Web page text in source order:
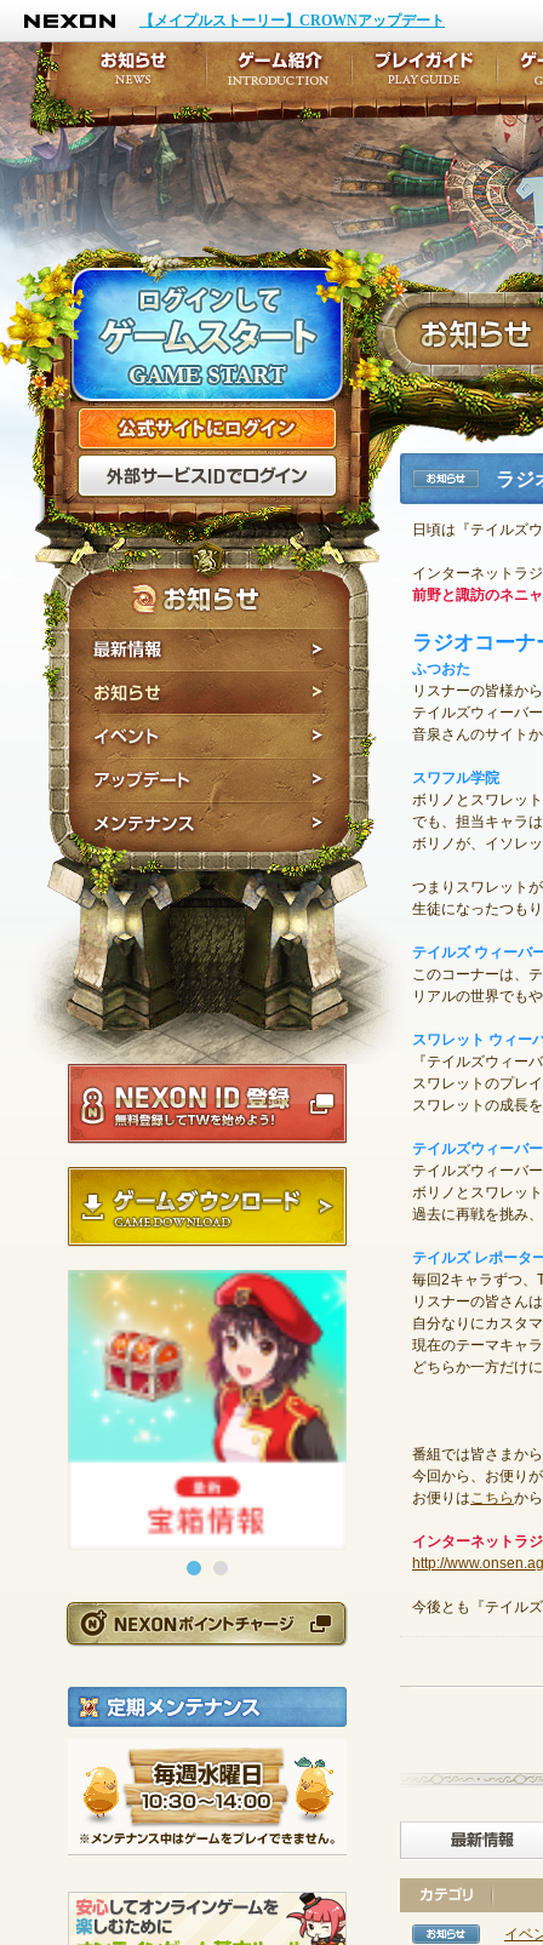
NEXON
【メイプルストーリー】CROWNアップデート
公式サイトにログイン
外部サービスIDでログ
最新情報
お知らせ
イベント
アップデート
メンテナンス
NEXON ID登録
ゲームダウンロード
NEXONポイントチ
※メンテナンス中は
お知らせ
ラジ
日頃は『テイルズ
インターネットラ
前野と諏訪のネニ
ラジオコーナ
ふつおた
リスナーの皆様か
テイルズウィーバ
音泉さんのサイト
スワフル学院
ボリノとスワレッ
でも、担当キャラ
ボリノが、イソレ
つまりスワレット
生徒になったつも
テイルズ ウィーバ
このコーナーは、
リアルの世界でも
スワレット ウィー
『テイルズウィー
スワレットのプレ
スワレットの成長
テイルズウィーバ
テイルズウィーバ
ボリノとスワレッ
過去に再戦を挑み
テイルズ レポータ
毎回2キャラずつ、
リスナーの皆さん
自分なりにカスタ
現在のテーマキャ
どちらか一方だけ
番組では皆さまか
今回から、お便り
お便りはこちらか
インターネットラ
http://
今後とも『テイル
【お
イベ
お知らせ
イベント
アップデート
メンテナンス
ゲーム紹介
キャラクター作成
テイルズ初級者講座
ここだけは知ってお